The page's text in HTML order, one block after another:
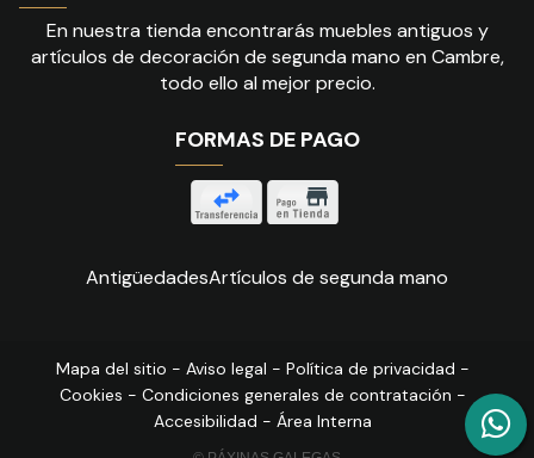
En nuestra tienda encontrarás muebles antiguos y
artículos de decoración de segunda mano en Cambre,
todo ello al mejor precio.
FORMAS DE PAGO
AntigüedadesArtículos de segunda mano
Mapa del sitio - Aviso legal - Política de privacidad -
Cookies - Condiciones generales de contratación -
Accesibilidad - Área Interna